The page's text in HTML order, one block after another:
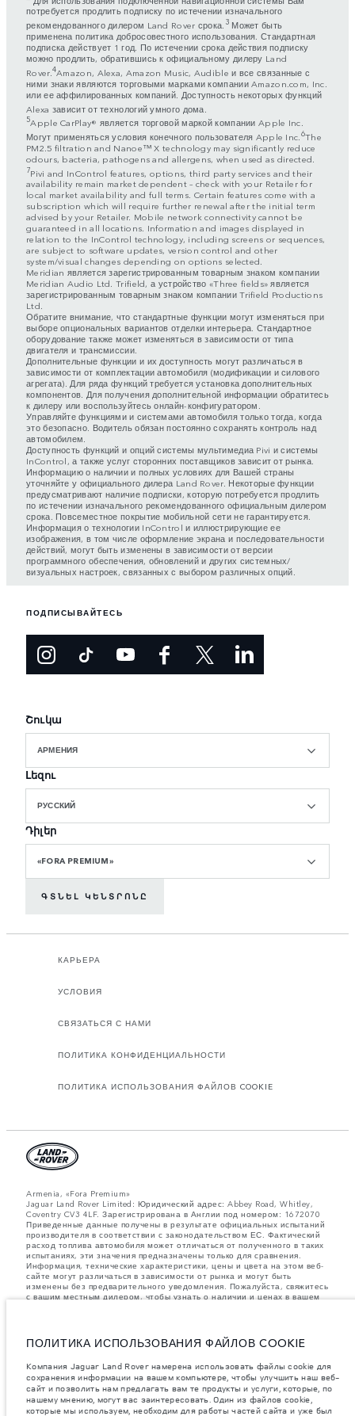
потребуется продлить подписку по истечении изначального
рекомендованного дилером Land Rover срока. 3Может быть
применена политика добросовестного использования. Стандартная
подписка действует 1 год. По истечении срока действия подписку
можно продлить, обратившись к официальному дилеру Land
Rover. 4Amazon, Alexa, Amazon Music, Audible и все связанные с
ними знаки являются торговыми марками компании Amazon.com, Inc.
или ее аффилированных компаний. Доступность некоторых функций
Alexa зависит от технологий умного дома.
5Apple CarPlay® является торговой маркой компании Apple Inc.
Могут применяться условия конечного пользователя Apple Inc. 6The
PM2.5 filtration and Nanoe™ X technology may significantly reduce
odours, bacteria, pathogens and allergens, when used as directed.
7Pivi and InControl features, options, third party services and their
availability remain market dependent – check with your Retailer for
local market availability and full terms. Certain features come with a
subscription which will require further renewal after the initial term
advised by your Retailer. Mobile network connectivity cannot be
guaranteed in all locations. Information and images displayed in
relation to the InControl technology, including screens or sequences,
are subject to software updates, version control and other
system/visual changes depending on options selected.
Meridian является зарегистрированным товарным знаком компании
Meridian Audio Ltd. Trifield, а устройство «Three fields» является
зарегистрированным товарным знаком компании Trifield Productions
Ltd.
Обратите внимание, что стандартные функции могут изменяться при
выборе опциональных вариантов отделки интерьера. Стандартное
оборудование также может изменяться в зависимости от типа
двигателя и трансмиссии.
Дополнительные функции и их доступность могут различаться в
зависимости от комплектации автомобиля (модификации и силового
агрегата). Для ряда функций требуется установка дополнительных
компонентов. Для получения дополнительной информации обратитесь
к дилеру или воспользуйтесь онлайн-конфигуратором.
Управляйте функциями и системами автомобиля только тогда, когда
это безопасно. Водитель обязан постоянно сохранять контроль над
автомобилем.
Доступность функций и опций системы мультимедиа Pivi и системы
InControl, а также услуг сторонних поставщиков зависит от рынка.
Информацию о наличии и полных условиях для Вашей страны
уточняйте у официального дилера Land Rover. Некоторые функции
предусматривают наличие подписки, которую потребуется продлить
по истечении изначального рекомендованного официальным дилером
срока. Повсеместное покрытие мобильной сети не гарантируется.
Информация о технологии InControl и иллюстрирующие ее
изображения, в том числе оформление экрана и последовательности
действий, могут быть изменены в зависимости от версии
программного обеспечения, обновлений и других системных/
визуальных настроек, связанных с выбором различных опций.
ПОДПИСЫВАЙТЕСЬ
Շուկա
АРМЕНИЯ
Լեզու
РУССКИЙ
Դիլեր
«FORA PREMIUM»
ԳՏՆԵԼ ԿԵՆՏՐՈՆԸ
КАРЬЕРА
УСЛОВИЯ
СВЯЗАТЬСЯ С НАМИ
ПОЛИТИКА КОНФИДЕНЦИАЛЬНОСТИ
ПОЛИТИКА ИСПОЛЬЗОВАНИЯ ФАЙЛОВ COOKIE
Armenia, «Fora Premium»
Jaguar Land Rover Limited: Юридический адрес: Abbey Road, Whitley,
Coventry CV3 4LF. Зарегистрирована в Англии под номером: 1672070
Приведенные данные получены в результате официальных испытаний
производителя в соответствии с законодательством ЕС. Фактический
расход топлива автомобиля может отличаться от полученного в таких
испытаниях, эти значения предназначены только для сравнения.
Информация, технические характеристики, цены и цвета на этом веб-
сайте могут различаться в зависимости от рынка и могут быть
изменены без предварительного уведомления. Пожалуйста, свяжитесь
с вашим местным дилером, чтобы узнать о наличии и ценах в вашем
комплектации. Аксессуары и другие элементы, установленные после
процесса производства автомобиля, влияют на полезную нагрузку.
максимальные нагрузки на оси не были превышены, когда к массе
самого автомобиля добавляется совокупный вес установленных
аксессуаров, пассажиров, рабочих жидкостей, топлива, а также
полезная нагрузка.
ПОЛИТИКА ИСПОЛЬЗОВАНИЯ ФАЙЛОВ COOKIE
Компания Jaguar Land Rover намерена использовать файлы cookie для
сохранения информации на вашем компьютере, чтобы улучшить наш веб-
сайт и позволить нам предлагать вам те продукты и услуги, которые, по
нашему мнению, могут вас заинтересовать. Один из файлов cookie,
которые мы используем, необходим для работы частей сайта и уже был